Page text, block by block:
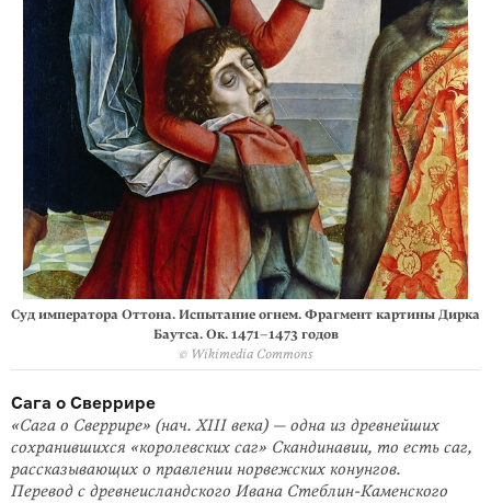
Суд императора Оттона. Испытание огнем. Фрагмент картины Дирка
Баутса. Ок. 1471–1473 годов
© Wikimedia Commons
Сага о Сверрире
«Сага о Сверрире» (нач. XIII века) — одна из древнейших
сохранившихся «королевских саг» Скандинавии, то есть саг,
рассказывающих о правлении норвежских конунгов.
Перевод с древнеисландского Ивана Стеблин-Каменского